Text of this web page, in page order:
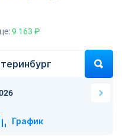
9 163 ₽
График